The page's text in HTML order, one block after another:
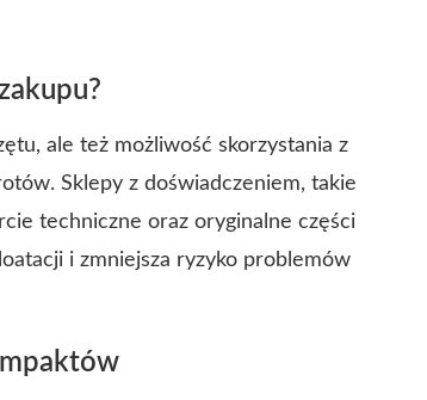
ale też możliwość skorzystania z
Sklepy z doświadczeniem, takie
techniczne oraz oryginalne części
i zmniejsza ryzyko problemów